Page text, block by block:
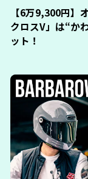
【6万9,300円】
クロスV」は“か
ット！